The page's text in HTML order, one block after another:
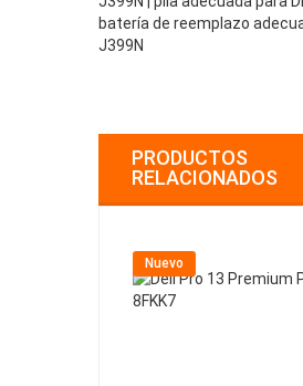
batería de reemplazo
J399N
PRODUCTOS
RELACIONADOS
Nuevo